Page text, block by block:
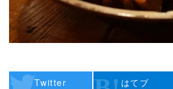
Twitter はてブ